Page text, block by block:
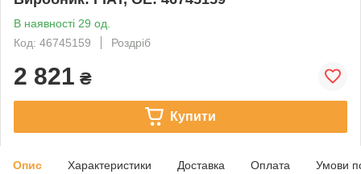
В наявності 29 од.
Код: 46745159
Роздріб
2 821 ₴
Купити
Опис Характеристики Доставка Оплата Умови